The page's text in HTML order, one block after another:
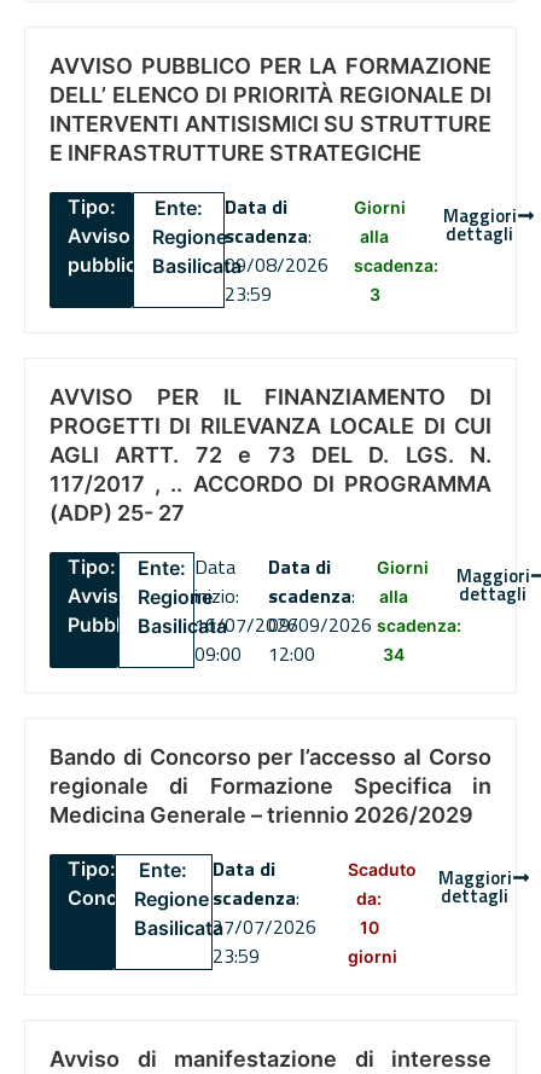
AVVISO PUBBLICO PER LA FORMAZIONE
DELL’ ELENCO DI PRIORITÀ REGIONALE DI
INTERVENTI ANTISISMICI SU STRUTTURE
E INFRASTRUTTURE STRATEGICHE
Tipo:
Avviso
pubblico
Ente:
Regione
Basilicata
Data di
scadenza:
09/08/2026
23:59
Giorni
alla
scadenza:
3
Maggiori
dettagli
AVVISO PER IL FINANZIAMENTO DI
PROGETTI DI RILEVANZA LOCALE DI CUI
AGLI ARTT. 72 e 73 DEL D. LGS. N.
117/2017 , .. ACCORDO DI PROGRAMMA
(ADP) 25- 27
Tipo:
Avviso
Pubblico
Ente:
Regione
Basilicata
Data
inizio:
16/07/2026
09:00
Data di
scadenza:
09/09/2026
12:00
Giorni
alla
scadenza:
34
Maggiori
dettagli
Bando di Concorso per l’accesso al Corso
regionale di Formazione Specifica in
Medicina Generale – triennio 2026/2029
Tipo:
Concorsi
Ente:
Regione
Basilicata
Data di
scadenza:
27/07/2026
23:59
Scaduto
da:
10
giorni
Maggiori
dettagli
Avviso di manifestazione di interesse